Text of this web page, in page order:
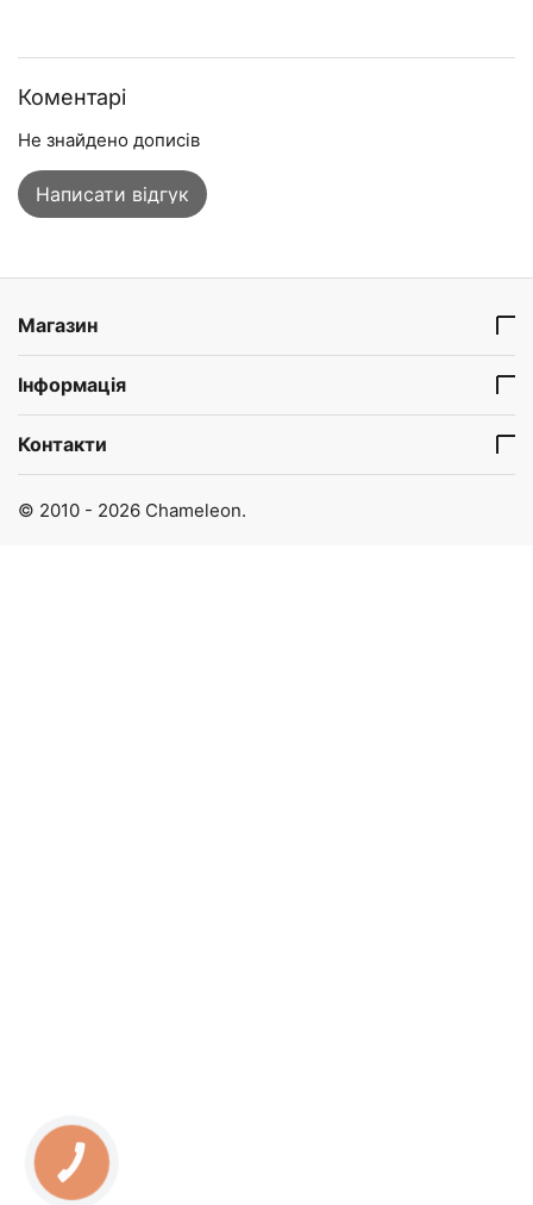
Коментарі
Не знайдено дописів
Написати відгук
Магазин
Інформація
Контакти
© 2010 - 2026 Chameleon.
КНОПКА
ЗВ'ЯЗКУ